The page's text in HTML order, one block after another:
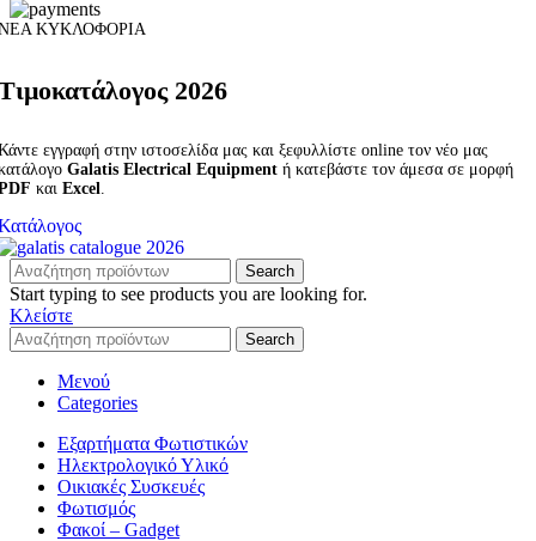
ΚΥΚΛΟΦΟΡΙΑ
2026
εγγραφή στην ιστοσελίδα μας και ξεφυλλίστε online τον νέο μας
Galatis Electrical Equipment ή κατεβάστε τον άμεσα σε μορφή
και Excel
Search
Start typing to see products you are looking for.
Κλείστε
Search
Μενού
Categories
Εξαρτήματα Φωτιστικών
Ηλεκτρολογικό Υλικό
Οικιακές Συσκευές
Φωτισμός
Φακοί – Gadget